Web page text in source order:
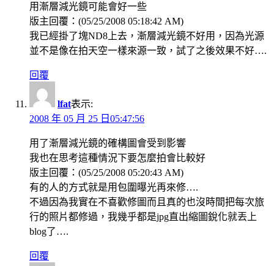
用漸層減光鏡可能會好一些
版主回覆：(05/25/2008 05:18:42 AM)
我已經掛了塊ND8上去，漸層減光鏡不好用，因為光源
並不是像在拍天空一樣來源一致，試了之後效果不好….
回覆
lfat表示:
2008 年 05 月 25 日05:47:56
用了漸層減光鏡的確構圖會受到影響
我也在思考這種情況下要怎麼拍會比較好
版主回覆：(05/25/2008 05:20:43 AM)
有的人的方式就是用包圍曝光再來修….
不過因為我實在不喜歡修圖而且真的也沒時間把每次旅
行的照片都修過，我幾乎都是jpg直出縮圖銳化就丟上
blog了….
回覆